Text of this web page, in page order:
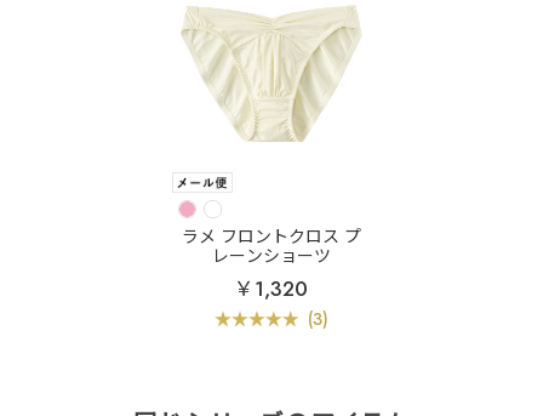
ラメ フロントクロス プ
レーンショーツ
￥1,320
(3)